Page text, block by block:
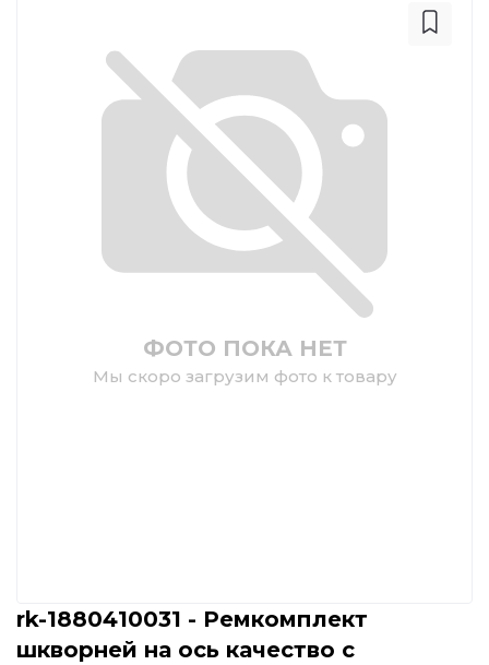
ФОТО ПОКА НЕТ
Мы скоро загрузим фото к товару
rk-1880410031 - Ремкомплект
шкворней на ось качество с